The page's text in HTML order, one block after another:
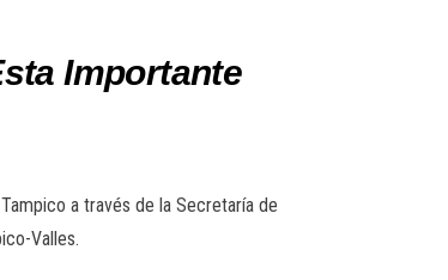
Importante
a través de la Secretaría de
Valles.